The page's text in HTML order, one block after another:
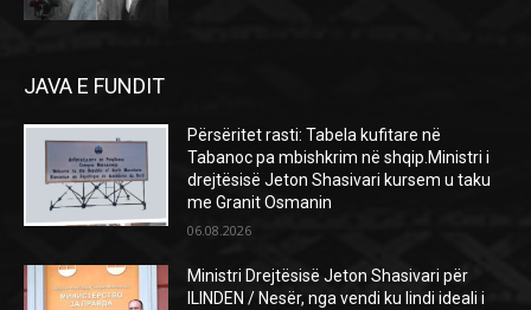
JAVA E FUNDIT
Përsëritet rasti: Tabela kufitare në
Tabanoc pa mbishkrim në shqip.Ministri i
drejtësisë Jeton Shasivari kursem u taku
me Granit Osmanin
06.08.2026
Ministri Drejtësisë Jeton Shasivari për
ILINDEN / Nesër, nga vendi ku lindi ideali i